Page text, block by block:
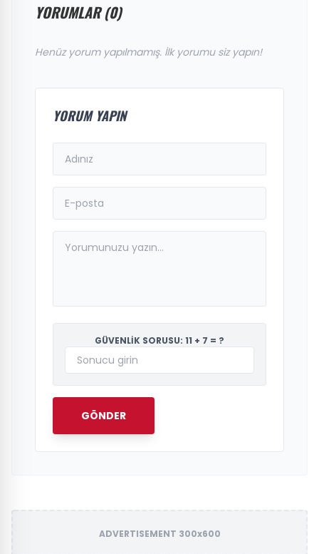
YORUMLAR (0)
Henüz yorum yapılmamış. İlk yorumu siz yapın!
YORUM YAPIN
GÜVENLİK SORUSU: 11 + 7 = ?
GÖNDER
ADVERTISEMENT 300x600